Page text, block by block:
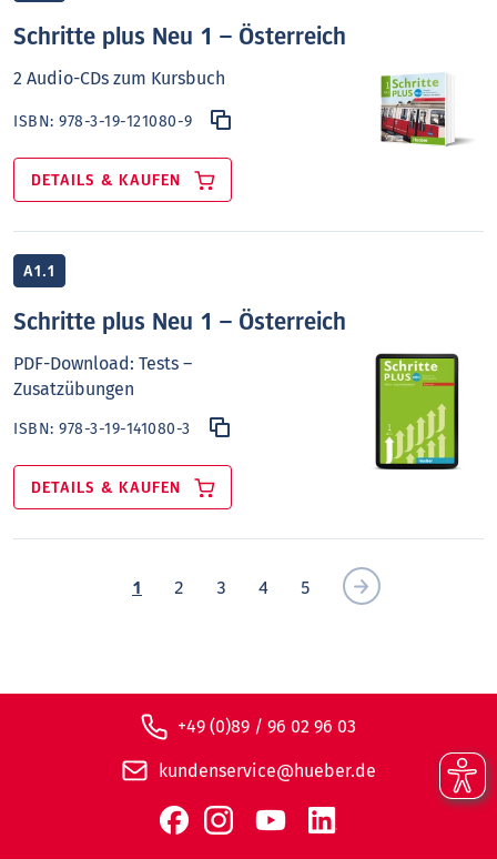
Schritte plus Neu 1 – Österreich
2 Audio-CDs zum Kursbuch
ISBN:978-3-19-121080-9
DETAILS & KAUFEN
A1.1
Schritte plus Neu 1 – Österreich
PDF-Download: Tests –
Zusatzübungen
ISBN:978-3-19-141080-3
DETAILS & KAUFEN
1 2 3 4 5
+49 (0)89 / 96 02 96 03
kundenservice@hueber.de